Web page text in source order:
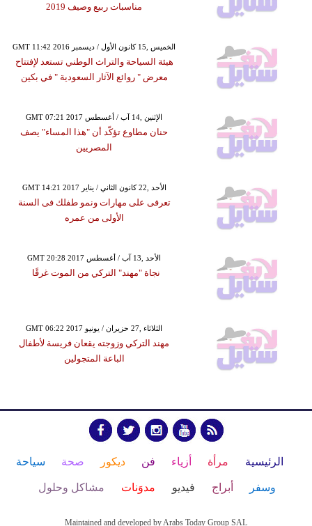
مناسبات ربيع وصيف 2019
GMT 11:42 2016 الخميس ,15 كانون الأول / ديسمبر
هيئة السياحة والتراث الوطني تستعد لإفتتاح
معرض " روائع الآثار السعودية " في بكين
GMT 07:21 2017 الإثنين ,14 آب / أغسطس
حنان مطاوع تؤكّد أن "هذا المساء" يصف
المصريين
GMT 14:21 2017 الأحد ,22 كانون الثاني / يناير
تعرفى على مهارات ونمو طفلك فى السنة
الأولى من عمره
GMT 20:28 2017 الأحد ,13 آب / أغسطس
نجاة "مهند" التركي من الموت غرقًا
GMT 06:22 2017 الثلاثاء ,27 حزيران / يونيو
مهند التركي وزوجته يقعان فريسة لأطفال
الباعة المتجولين
الرئيسية مرأة أزياء فن ديكور صحة سياحة
وسفر أبراج فيديو مدوَنات مشاكل وحلول
Maintained and developed by Arabs Today Group SAL